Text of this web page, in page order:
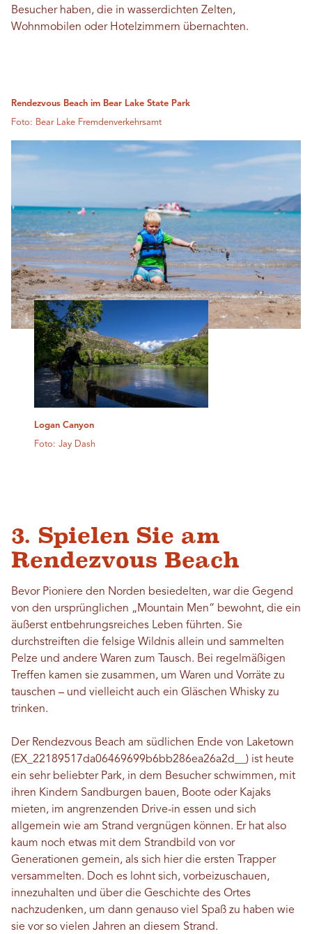
Besucher haben, die in wasserdichten Zelten,
Wohnmobilen oder Hotelzimmern übernachten.
Logan Canyon
Foto: Jay Dash
Rendezvous Beach im Bear Lake State Park
Foto: Bear Lake Fremdenverkehrsamt
3. Spielen Sie am
Rendezvous Beach
Bevor Pioniere den Norden besiedelten, war die Gegend
von den ursprünglichen „Mountain Men“ bewohnt, die ein
äußerst entbehrungsreiches Leben führten. Sie
durchstreiften die felsige Wildnis allein und sammelten
Pelze und andere Waren zum Tausch. Bei regelmäßigen
Treffen kamen sie zusammen, um Waren und Vorräte zu
tauschen – und vielleicht auch ein Gläschen Whisky zu
trinken.
Der Rendezvous Beach am südlichen Ende von Laketown
(EX_22189517da06469699b6bb286ea26a2d__) ist heute
ein sehr beliebter Park, in dem Besucher schwimmen, mit
ihren Kindern Sandburgen bauen, Boote oder Kajaks
mieten, im angrenzenden Drive-in essen und sich
allgemein wie am Strand vergnügen können. Er hat also
kaum noch etwas mit dem Strandbild von vor
Generationen gemein, als sich hier die ersten Trapper
versammelten. Doch es lohnt sich, vorbeizuschauen,
innezuhalten und über die Geschichte des Ortes
nachzudenken, um dann genauso viel Spaß zu haben wie
sie vor so vielen Jahren an diesem Strand.